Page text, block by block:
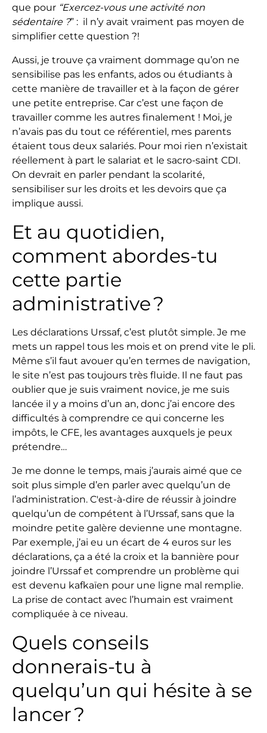
que pour “Exercez-vous une activité non
sédentaire ?” : il n’y avait vraiment pas moyen de
simplifier cette question ?!
Aussi, je trouve ça vraiment dommage qu’on ne
sensibilise pas les enfants, ados ou étudiants à
cette manière de travailler et à la façon de gérer
une petite entreprise. Car c’est une façon de
travailler comme les autres finalement ! Moi, je
n’avais pas du tout ce référentiel, mes parents
étaient tous deux salariés. Pour moi rien n’existait
réellement à part le salariat et le sacro-saint CDI.
On devrait en parler pendant la scolarité,
sensibiliser sur les droits et les devoirs que ça
implique aussi.
Et au quotidien,
comment abordes-tu
cette partie
administrative ?
Les déclarations Urssaf, c’est plutôt simple. Je me
mets un rappel tous les mois et on prend vite le pli.
Même s’il faut avouer qu’en termes de navigation,
le site n’est pas toujours très fluide. Il ne faut pas
oublier que je suis vraiment novice, je me suis
lancée il y a moins d’un an, donc j’ai encore des
difficultés à comprendre ce qui concerne les
impôts, le CFE, les avantages auxquels je peux
prétendre…
Je me donne le temps, mais j’aurais aimé que ce
soit plus simple d’en parler avec quelqu’un de
l’administration. C'est-à-dire de réussir à joindre
quelqu’un de compétent à l’Urssaf, sans que la
moindre petite galère devienne une montagne.
Par exemple, j’ai eu un écart de 4 euros sur les
déclarations, ça a été la croix et la bannière pour
joindre l’Urssaf et comprendre un problème qui
est devenu kafkaïen pour une ligne mal remplie.
La prise de contact avec l’humain est vraiment
compliquée à ce niveau.
Quels conseils
donnerais-tu à
quelqu’un qui hésite à se
lancer ?